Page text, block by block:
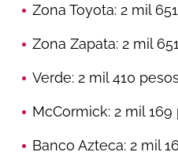
Zona Toyota: 2 mil
Zona Zapata: 2 mil
Verde: 2 mil 410 pesos
McCormick: 2 mil 169
Banco Azteca: 2 mil